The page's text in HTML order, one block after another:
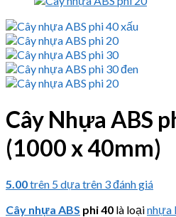
Cây Nhựa ABS
(1000 x 40mm)
5.00trên 5 dựa trên 3đánh giá
Cây nhựa ABS phi 40 là loạinhựa